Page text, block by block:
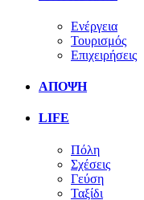
Ενέργεια
Τουρισμός
Επιχειρήσεις
ΑΠΟΨΗ
LIFE
Πόλη
Σχέσεις
Γεύση
Ταξίδι